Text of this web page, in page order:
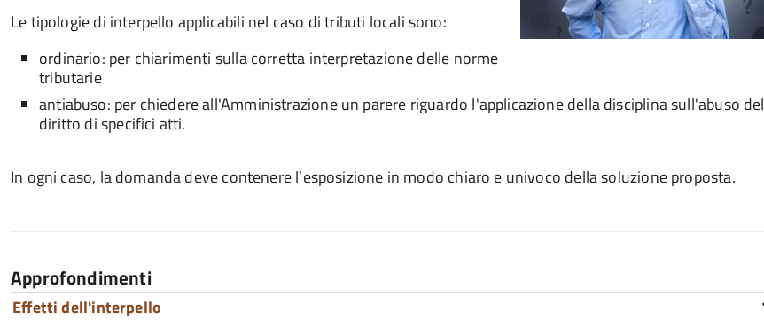
Le tipologie di interpello applicabili nel caso di tributi locali sono:
ordinario: per chiarimenti sulla corretta interpretazione delle norme
tributarie
antiabuso: per chiedere all'Amministrazione un parere riguardo l'applicazione della disciplina sull'abuso del
diritto di specifici atti.
In ogni caso, la domanda deve contenere l’esposizione in modo chiaro e univoco della soluzione proposta.
Approfondimenti
Effetti dell'interpello